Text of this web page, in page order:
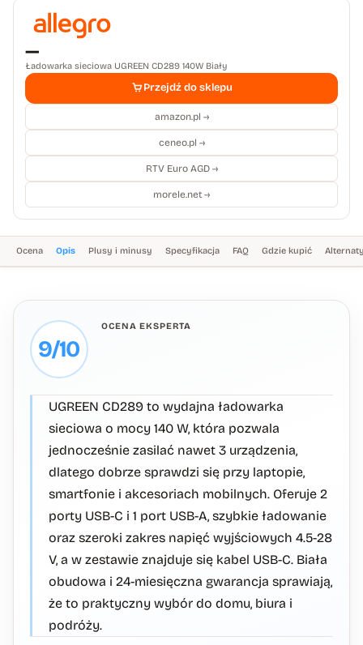
—
Ładowarka sieciowa UGREEN CD289 140W Biały
Przejdź do sklepu
amazon.pl →
ceneo.pl →
RTV Euro AGD →
morele.net →
Ocena Opis Plusy i minusy Specyfikacja FAQ Gdzie kupić
9/10
OCENA EKSPERTA
UGREEN CD289 to wydajna ładowarka
sieciowa o mocy 140 W, która pozwala
jednocześnie zasilać nawet 3 urządzenia,
dlatego dobrze sprawdzi się przy laptopie,
smartfonie i akcesoriach mobilnych. Oferuje 2
porty USB-C i 1 port USB-A, szybkie ładowanie
oraz szeroki zakres napięć wyjściowych 4.5-28
V, a w zestawie znajduje się kabel USB-C. Biała
obudowa i 24-miesięczna gwarancja sprawiają,
że to praktyczny wybór do domu, biura i
podróży.